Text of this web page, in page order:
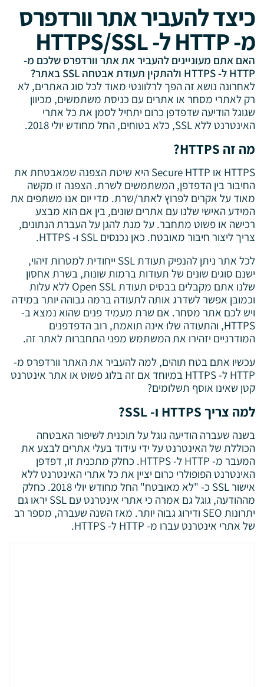
כיצד להעביר אתר וורדפרס
מ- HTTP ל- HTTPS/SSL
האם אתם מעוניינים להעביר את אתר וורדפרס שלכם מ-
HTTP ל- HTTPS ולהתקין תעודת אבטחה SSL באתר?
לאחרונה נושא זה הפך לרלוונטי מאוד לכל סוג האתרים, לא
רק לאתרי מסחר או אתרים עם כניסת משתמשים, מכיוון
שגוגל הודיעה שדפדפן כרום יתחיל לסמן את כל אתרי
האינטרנט ללא SSL, כלא בטוחים, החל מחודש יולי 2018.
מה זה HTTPS?
HTTPS או Secure HTTP היא שיטת הצפנה שמאבטחת את
החיבור בין הדפדפן, המשתמשים לשרת. הצפנה זו מקשה
מאוד על אקרים לפרוץ לאתר/שרת. מדי יום אנו משתפים את
המידע האישי שלנו עם אתרים שונים, בין אם הוא מבצע
רכישה או פשוט מתחבר. על מנת להגן על העברת הנתונים,
צריך ליצור חיבור מאובטח. כאן נכנסים SSL ו- HTTPS.
לכל אתר ניתן להנפיק תעודת SSL ייחודית למטרות זיהוי,
ישנם סוגים שונים של תעודות ברמות שונות, בשרת אחסון
שלנו אתם מקבלים בבסיס תעודת Open SSL ללא עלות
וכמובן אפשר לשדרג אותה לתעודה ברמה גבוהה יותר במידה
ויש לכם אתר מסחר. אם שרת מעמיד פנים שהוא נמצא ב-
HTTPS, והתעודה שלו אינה תואמת, רוב הדפדפנים
המודרניים יזהירו את המשתמש מפני התחברות לאתר זה.
עכשיו אתם בטח תוהים, למה להעביר את האתר וורדפרס מ-
HTTP ל- HTTPS במיוחד אם זה בלוג פשוט או אתר אינטרנט
קטן שאינו אוסף תשלומים?
למה צריך HTTPS ו- SSL?
בשנה שעברה הודיעה גוגל על ​​תוכנית לשיפור האבטחה
הכוללת של האינטרנט על ידי עידוד בעלי אתרים לבצע את
המעבר מ- HTTP ל- HTTPS. כחלק מתכנית זו, דפדפן
האינטרנט הפופולרי כרום יציין את כל אתרי האינטרנט ללא
אישור SSL כ- "לא מאובטח" החל מחודש יולי 2018. כחלק
מההודעה, גוגל גם אמרה כי אתרי אינטרנט עם SSL יראו גם
יתרונות SEO ודירוג גבוה יותר. מאז השנה שעברה, מספר רב
של אתרי אינטרנט עברו מ- HTTP ל- HTTPS.